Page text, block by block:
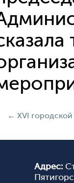
← XVI
Адрес: